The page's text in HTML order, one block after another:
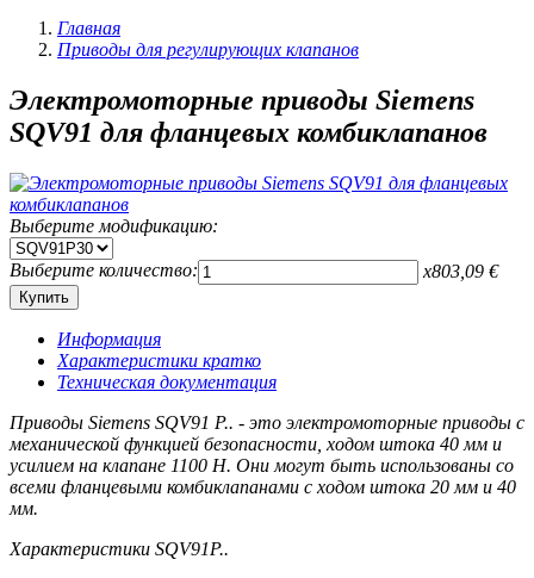
Главная
Приводы для регулирующих клапанов
Электромоторные приводы Siemens
SQV91 для фланцевых комбиклапанов
Выберите модификацию:
Выберите количество: x803,09 €
Информация
Характеристики кратко
Техническая документация
Приводы Siemens SQV91 P.. - это электромоторные приводы с
механической функцией безопасности, ходом штока 40 мм и
усилием на клапане 1100 Н. Они могут быть использованы со
всеми фланцевыми комбиклапанами с ходом штока 20 мм и 40
мм.
Характеристики SQV91P..